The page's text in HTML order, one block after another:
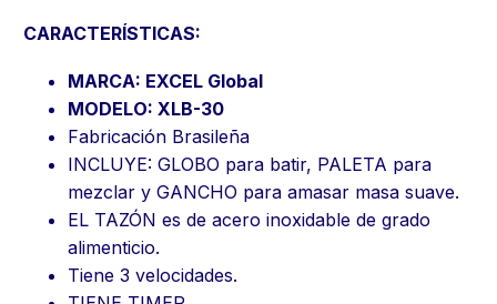
CARACTERÍSTICAS:
MARCA: EXCEL Global
MODELO: XLB-30
Fabricación Brasileña
INCLUYE: GLOBO para batir, PALETA para
mezclar y GANCHO para amasar masa suave.
EL TAZÓN es de acero inoxidable de grado
alimenticio.
Tiene 3 velocidades.